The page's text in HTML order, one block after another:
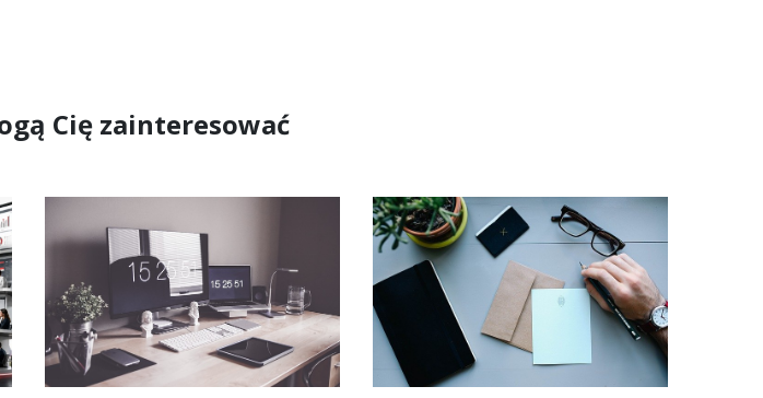
Cię zainteresować